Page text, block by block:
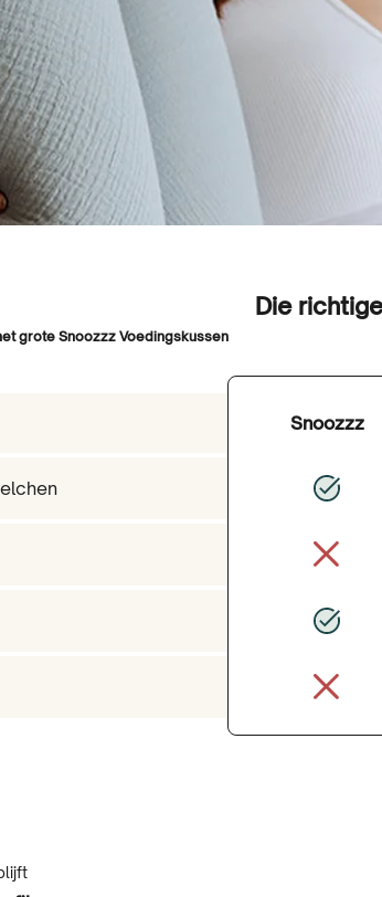
Die
grote Snoozzz Voedingskussen
Snoozzz